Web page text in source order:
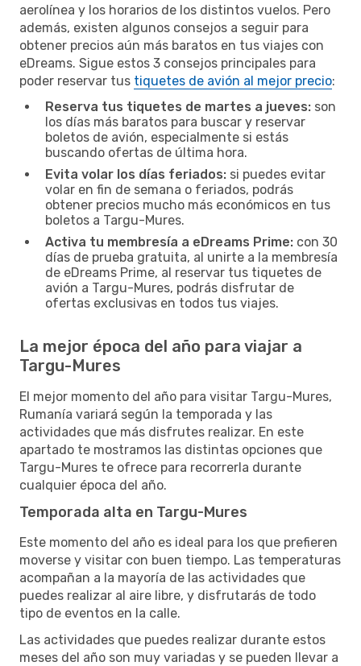
aerolínea y los horarios de los distintos vuelos. Pero
además, existen algunos consejos a seguir para
obtener precios aún más baratos en tus viajes con
eDreams. Sigue estos 3 consejos principales para
poder reservar tus tiquetes de avión al mejor precio:
Reserva tus tiquetes de martes a jueves: son
los días más baratos para buscar y reservar
boletos de avión, especialmente si estás
buscando ofertas de última hora.
Evita volar los días feriados: si puedes evitar
volar en fin de semana o feriados, podrás
obtener precios mucho más económicos en tus
boletos a Targu-Mures.
Activa tu membresía a eDreams Prime: con 30
días de prueba gratuita, al unirte a la membresía
de eDreams Prime, al reservar tus tiquetes de
avión a Targu-Mures, podrás disfrutar de
ofertas exclusivas en todos tus viajes.
La mejor época del año para viajar a
Targu-Mures
El mejor momento del año para visitar Targu-Mures,
Rumanía variará según la temporada y las
actividades que más disfrutes realizar. En este
apartado te mostramos las distintas opciones que
Targu-Mures te ofrece para recorrerla durante
cualquier época del año.
Temporada alta en Targu-Mures
Este momento del año es ideal para los que prefieren
moverse y visitar con buen tiempo. Las temperaturas
acompañan a la mayoría de las actividades que
puedes realizar al aire libre, y disfrutarás de todo
tipo de eventos en la calle.
Las actividades que puedes realizar durante estos
meses del año son muy variadas y se pueden llevar a